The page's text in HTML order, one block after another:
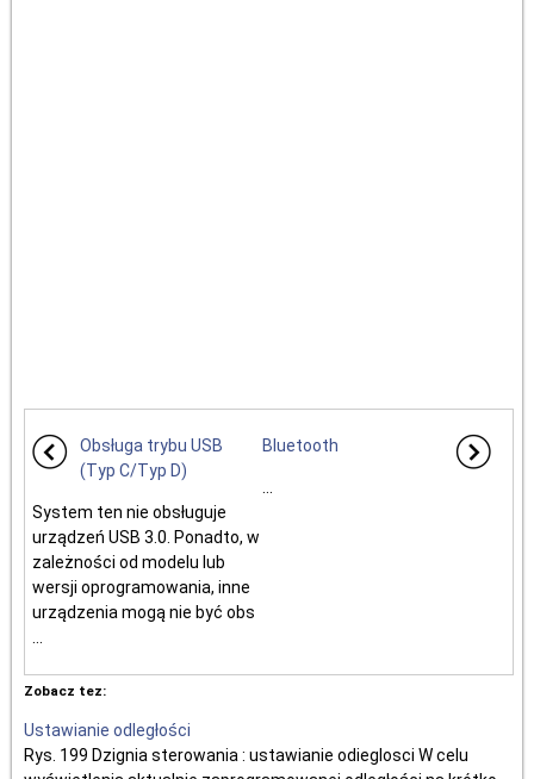
Obsługa trybu USB
(Typ C/Typ D)
System ten nie obsługuje
urządzeń USB 3.0. Ponadto, w
zależności od modelu lub
wersji oprogramowania, inne
urządzenia mogą nie być obs
Bluetooth
Zobacz tez:
Ustawianie odległości
Rys. 199 Dzignia sterowania : ustawianie odieglosci W celu